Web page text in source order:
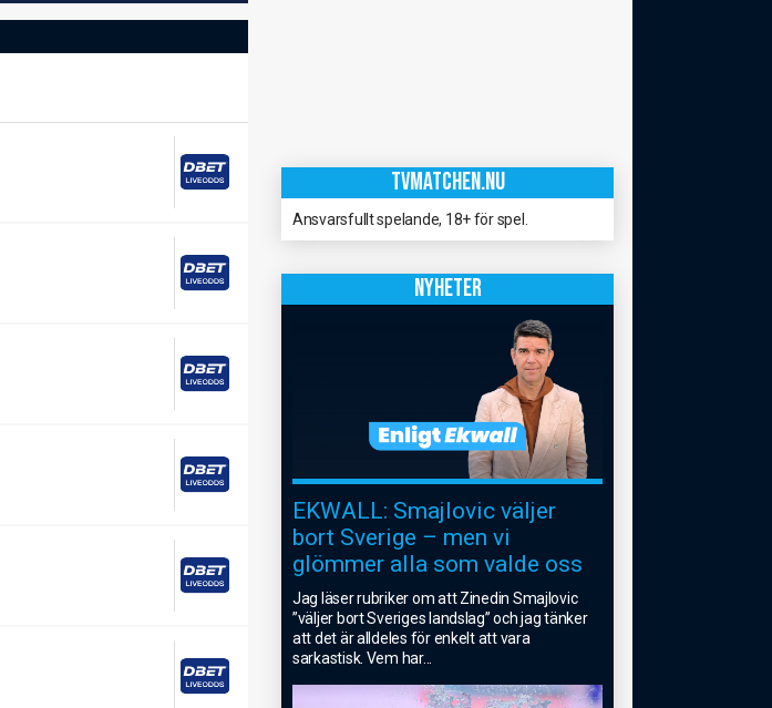
TVMATCHEN.NU
Ansvarsfullt spelande, 18+ för spel.
NYHETER
EKWALL: Smajlovic väljer
bort Sverige – men vi
glömmer alla som valde oss
Jag läser rubriker om att Zinedin Smajlovic
”väljer bort Sveriges landslag” och jag tänker
att det är alldeles för enkelt att vara
sarkastisk. Vem har...